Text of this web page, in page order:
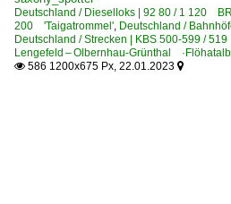
Deutschland / Dieselloks | 92 80 / 1 120
200 'Taigatrommel', Deutschland /
Deutschland / Strecken | KBS 500-599 /
Lengefeld – Olbernhau-Grünthal
 586 1200x675 Px, 22.01.2023 